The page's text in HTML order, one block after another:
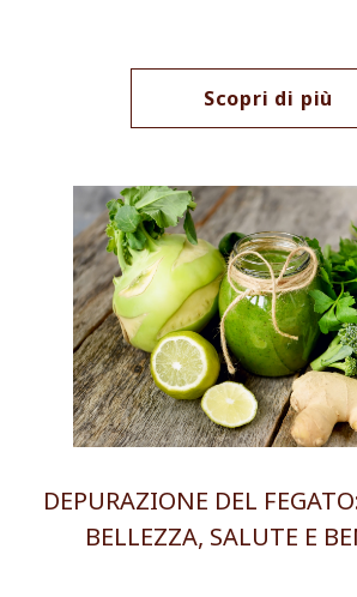
Scopri di più
DEPURAZIONE DEL
BELLEZZA, SALUTE E